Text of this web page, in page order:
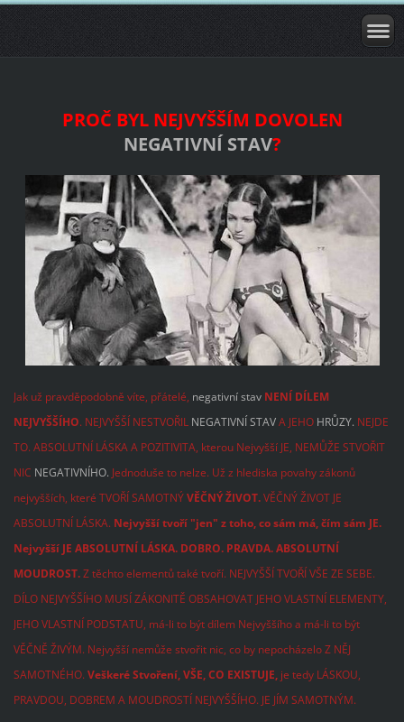
PROČ BYL NEJVYŠŠÍM DOVOLEN
NEGATIVNÍ STAV?
Jak už pravděpodobně víte, přátelé, negativní stav NENÍ DÍLEM
NEJVYŠŠÍHO. NEJVYŠŠÍ NESTVOŘILNEGATIVNÍ STAVA JEHO HRŮZY. NEJDE
TO. ABSOLUTNÍ LÁSKA A POZITIVITA, kterou Nejvyšší JE, NEMŮŽE STVOŘIT
NIC NEGATIVNÍHO. Jednoduše to nelze. Už z hlediska povahy zákonů
nejvyšších, které TVOŘÍ SAMOTNÝVĚČNÝŽIVOT.VĚČNÝ ŽIVOT JE
ABSOLUTNÍ LÁSKA. Nejvyšší tvoří "jen" z toho, co sám má, čím sám JE.
Nejvyšší JE ABSOLUTNÍ LÁSKA. DOBRO. PRAVDA.ABSOLUTNÍ
MOUDROST.Z těchto elementů také tvoří. NEJVYŠŠÍ TVOŘÍ VŠE ZE SEBE.
DÍLO NEJVYŠŠÍHO MUSÍ ZÁKONITĚ OBSAHOVAT JEHO VLASTNÍ ELEMENTY,
JEHO VLASTNÍ PODSTATU, má-li to být dílem Nejvyššího a má-li to být
VĚČNĚ ŽIVÝM. Nejvyšší nemůže stvořit nic, co by nepocházelo Z NĚJ
SAMOTNÉHO. Veškeré Stvoření, VŠE, CO EXISTUJE,je tedy LÁSKOU,
PRAVDOU, DOBREM A MOUDROSTÍ NEJVYŠŠÍHO. JE JÍM SAMOTNÝM.